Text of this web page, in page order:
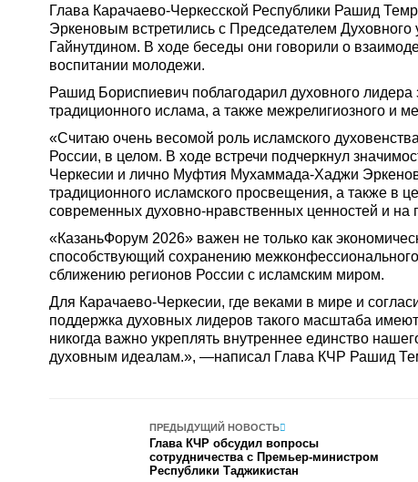
Глава Карачаево-Черкесской Республики Рашид
Эркеновым встретились с Председателем
Гайнутдином. В ходе беседы они говорили о
воспитании молодежи.
Рашид Бориспиевич поблагодарил духовного
традиционного ислама, а также межрелигиозного и
«Считаю очень весомой роль исламского
России, в целом. В ходе встречи подчеркнул
Черкесии и лично Муфтия Мухаммада-Хаджи
традиционного исламского просвещения, а также в
современных духовно-нравственных ценностей и на
«КазаньФорум 2026» важен не только как
способствующий сохранению
сближению регионов России с исламским миром.
Для Карачаево-Черкесии, где веками в мире и
поддержка духовных лидеров такого масштаба
никогда важно укреплять внутреннее единство
духовным идеалам.», —написал Глава КЧР Рашид
ПРЕДЫДУЩИЙ НОВОСТЬ
Глава КЧР обсудил вопросы
сотрудничества с Премьер-министром
Республики Таджикистан